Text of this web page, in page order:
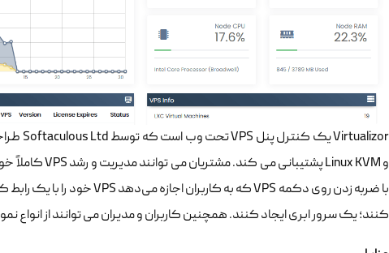
کنند؛ یک سرور ابری ایجاد کنند. همچنین کاربران و مدیران می توانند از انواع